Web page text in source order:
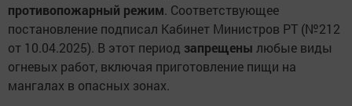
противопожарный режим. Соответствующее
постановление подписал Кабинет Министров РТ (№212
от 10.04.2025). В этот период запрещены любые виды
огневых работ, включая приготовление пищи на
мангалах в опасных зонах.